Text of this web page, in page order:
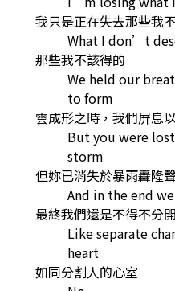
我只是正在失去那些我
What I don’t
那些我不該得的
We held our
to form
雲成形之時，我們屏息
But you were
storm
但妳已消失於暴雨轟隆
And in the end
最終我們還是不得不分開
Like separate
heart
如同分割人的心室